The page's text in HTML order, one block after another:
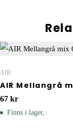
AIR
AIR Mellangrå
67 kr
Finns i lager,